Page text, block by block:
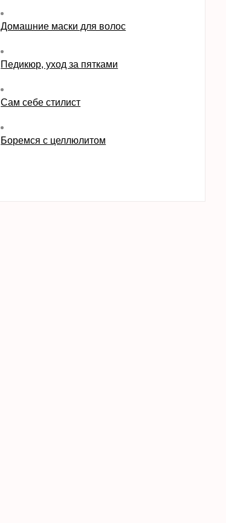
Домашние маски для волос
Педикюр, уход за пятками
Сам себе стилист
Боремся с целлюлитом